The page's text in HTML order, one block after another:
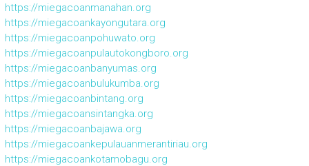
https://miegacoanmanahan.org
https://miegacoankayongutara.org
https://miegacoanpohuwato.org
https://miegacoanpulautokongboro.org
https://miegacoanbanyumas.org
https://miegacoanbulukumba.org
https://miegacoanbintang.org
https://miegacoansintangka.org
https://miegacoanbajawa.org
https://miegacoankepulauanmerantiriau.org
https://miegacoankotamobagu.org